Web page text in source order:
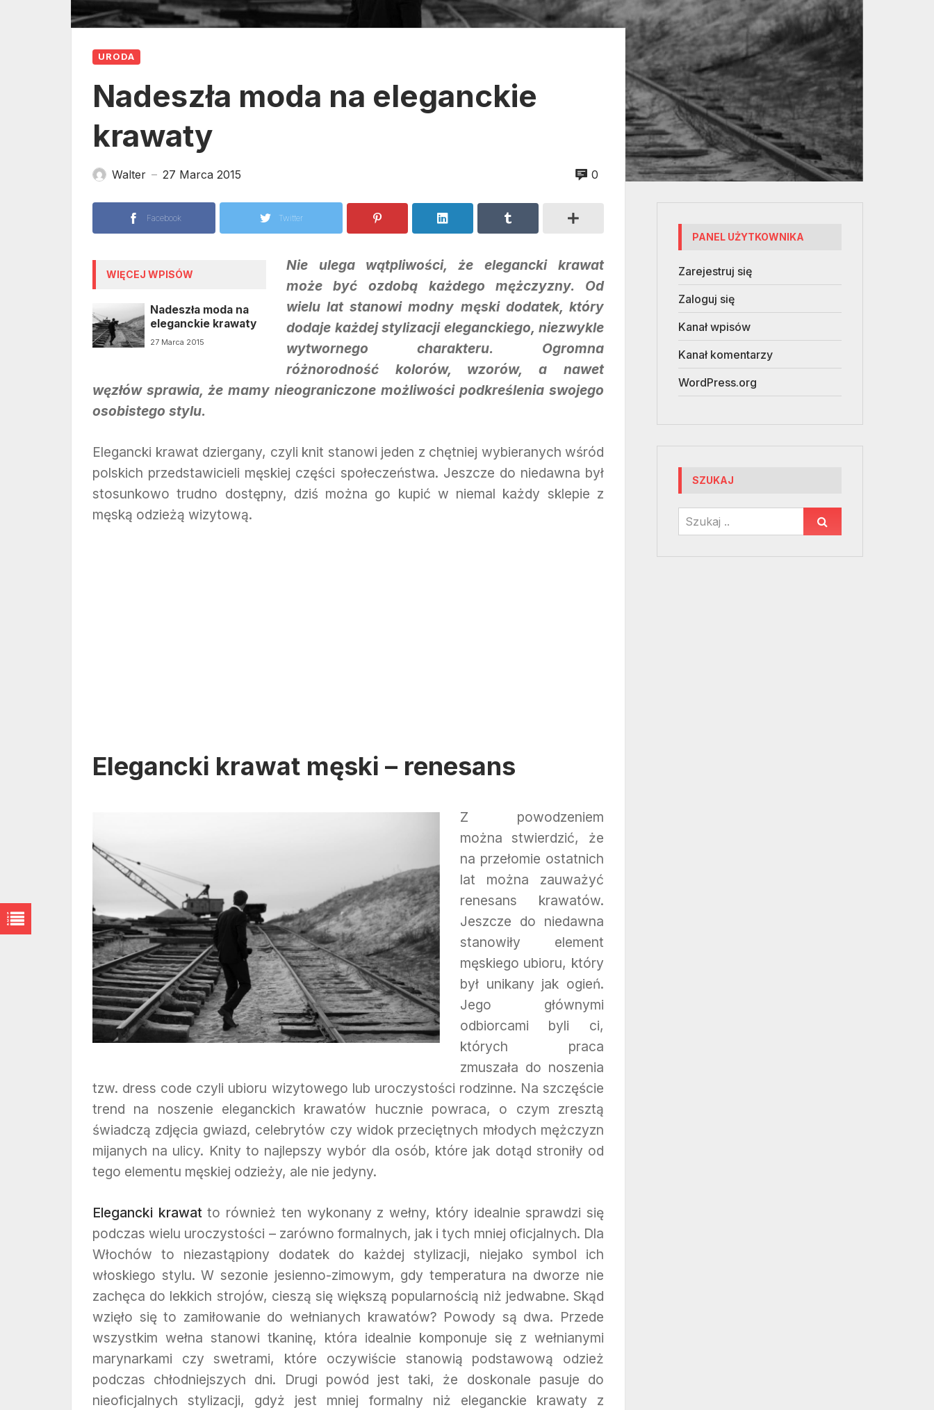
URODA
Nadeszła moda na eleganckie
krawaty
Walter — 27 Marca 2015 0
Facebook Twitter
WIĘCEJ WPISÓW
Nadeszła moda na
eleganckie krawaty
27 Marca 2015
Nie ulega wątpliwości, że elegancki krawat
może być ozdobą każdego mężczyzny. Od
wielu lat stanowi modny męski dodatek, który
dodaje każdej stylizacji eleganckiego, niezwykle
wytwornego charakteru. Ogromna
różnorodność kolorów, wzorów, a nawet
węzłów sprawia, że mamy nieograniczone możliwości podkreślenia swojego
osobistego stylu.
Elegancki krawat dziergany, czyli knit stanowi jeden z chętniej wybieranych wśród
polskich przedstawicieli męskiej części społeczeństwa. Jeszcze do niedawna był
stosunkowo trudno dostępny, dziś można go kupić w niemal każdy sklepie z
męską odzieżą wizytową.
Elegancki krawat męski – renesans
Z powodzeniem
można stwierdzić, że
na przełomie ostatnich
lat można zauważyć
renesans krawatów.
Jeszcze do niedawna
stanowiły element
męskiego ubioru, który
był unikany jak ogień.
Jego głównymi
odbiorcami byli ci,
których praca
zmuszała do noszenia
tzw. dress code czyli ubioru wizytowego lub uroczystości rodzinne. Na szczęście
trend na noszenie eleganckich krawatów hucznie powraca, o czym zresztą
świadczą zdjęcia gwiazd, celebrytów czy widok przeciętnych młodych mężczyzn
mijanych na ulicy. Knity to najlepszy wybór dla osób, które jak dotąd stroniły od
tego elementu męskiej odzieży, ale nie jedyny.
Elegancki krawatto również ten wykonany z wełny, który idealnie sprawdzi się
podczas wielu uroczystości – zarówno formalnych, jak i tych mniej oficjalnych. Dla
Włochów to niezastąpiony dodatek do każdej stylizacji, niejako symbol ich
włoskiego stylu. W sezonie jesienno-zimowym, gdy temperatura na dworze nie
zachęca do lekkich strojów, cieszą się większą popularnością niż jedwabne. Skąd
wzięło się to zamiłowanie do wełnianych krawatów? Powody są dwa. Przede
wszystkim wełna stanowi tkaninę, która idealnie komponuje się z wełnianymi
marynarkami czy swetrami, które oczywiście stanowią podstawową odzież
podczas chłodniejszych dni. Drugi powód jest taki, że doskonale pasuje do
nieoficjalnych stylizacji, gdyż jest mniej formalny niż eleganckie krawaty z
PANEL UŻYTKOWNIKA
Zarejestruj się
Zaloguj się
Kanał wpisów
Kanał komentarzy
WordPress.org
SZUKAJ